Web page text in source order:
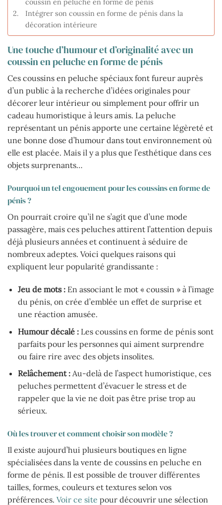
Intégrer son coussin en forme de pénis dans la
décoration intérieure
Une touche d’humour et d’originalité avec un
coussin en peluche en forme de pénis
Ces coussins en peluche spéciaux font fureur auprès
d’un public à la recherche d’idées originales pour
décorer leur intérieur ou simplement pour offrir un
cadeau humoristique à leurs amis. La peluche
représentant un pénis apporte une certaine légèreté et
une bonne dose d’humour dans tout environnement où
elle est placée. Mais il y a plus que l’esthétique dans ces
objets surprenants…
Pourquoi un tel engouement pour les coussins en forme de
pénis ?
On pourrait croire qu’il ne s’agit que d’une mode
passagère, mais ces peluches attirent l’attention depuis
déjà plusieurs années et continuent à séduire de
nombreux adeptes. Voici quelques raisons qui
expliquent leur popularité grandissante :
Jeu de mots :En associant le mot « coussin » à l’image
du pénis, on crée d’emblée un effet de surprise et
une réaction amusée.
Humour décalé :Les coussins en forme de pénis sont
parfaits pour les personnes qui aiment surprendre
ou faire rire avec des objets insolites.
Relâchement :Au-delà de l’aspect humoristique, ces
peluches permettent d’évacuer le stress et de
rappeler que la vie ne doit pas être prise trop au
sérieux.
Où les trouver et comment choisir son modèle ?
Il existe aujourd’hui plusieurs boutiques en ligne
spécialisées dans la vente de coussins en peluche en
forme de pénis. Il est possible de trouver différentes
tailles, formes, couleurs et textures selon vos
préférences. Voir ce site pour découvrir une sélection